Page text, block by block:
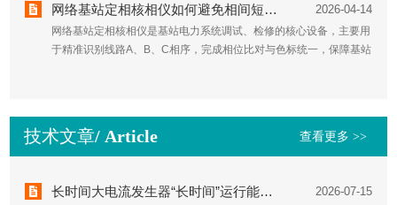
组断线、匝间短路、接头接触不良、分接开关异常等隐患，会直接影
响...
网络基站定相核相仪如何避免相间短路事故 2026-04-14
网络基站定相核相仪是基站电力系统调试、检修的核心设备，主要用
于精准识别线路A、B、C相序，完成相位比对与色标统一，保障基站
技术文章/ Article 查看更多 >>
长时间大电流发生器“长时间”运行能力如何保障？ 2026-07-15